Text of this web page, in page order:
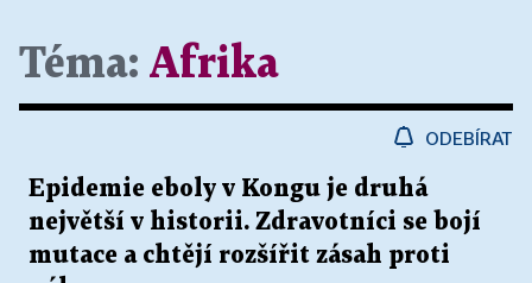
Téma: Afrika
ODEBÍRAT
Epidemie eboly v Kongu je druhá
největší v historii. Zdravotníci se bojí
mutace a chtějí rozšířit zásah proti